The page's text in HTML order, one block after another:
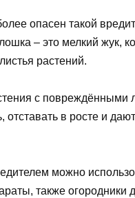
опасен такой
– это мелкий жук,
растений.
с повреждёнными
отставать в росте и
можно
также огородники